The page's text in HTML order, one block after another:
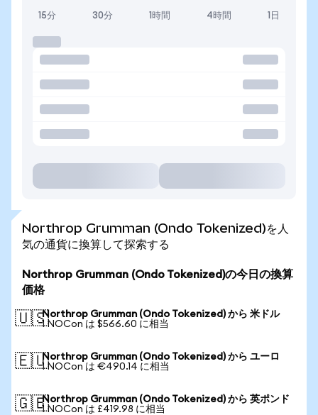
15分 30分 1時間 4時間 1日
Northrop Grumman (Ondo Tokenized)を人
気の通貨に換算して探索する
Northrop Grumman (Ondo Tokenized)の今日の換算
価格
🇺🇸Northrop Grumman (Ondo Tokenized) から 米ドル
1 NOCon は $566.60 に相当
🇪🇺Northrop Grumman (Ondo Tokenized) から ユーロ
1 NOCon は €490.14 に相当
🇬🇧Northrop Grumman (Ondo Tokenized) から 英ポンド
1 NOCon は £419.98 に相当